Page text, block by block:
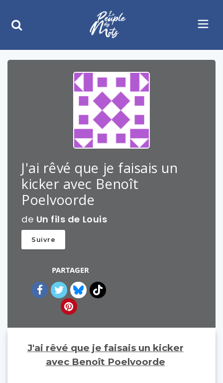
J'ai rêvé que je faisais un
kicker avec Benoît
Poelvoorde
de Un fils de Louis
Suivre
PARTAGER
J'ai rêvé que je faisais un kicker
avec Benoît Poelvoorde